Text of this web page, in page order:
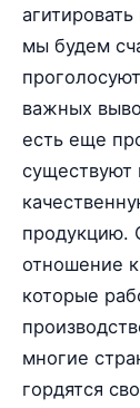
мы будем
важных
есть еще
существуют
продукцию.
отношение
которые
многие
гордятся